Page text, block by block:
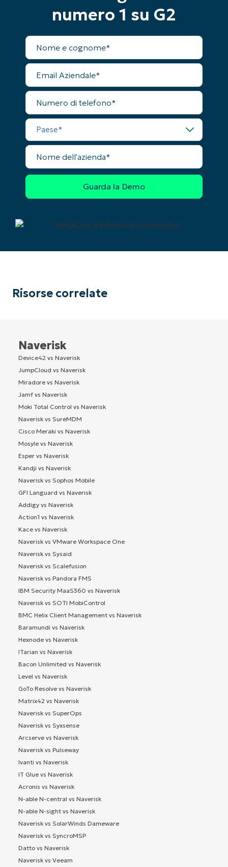
numero 1 su G2
Nome
completo
Email
Aziendale
Numero
telefono
Paese
Nome
dell'azienda
Risorse correlate
Naverisk
Device42 vs Naverisk
JumpCloud vs Naverisk
Miradore vs Naverisk
Jamf vs Naverisk
Moki Total Control vs Naverisk
Naverisk vs SureMDM
Cisco Meraki vs Naverisk
Mosyle vs Naverisk
Esper vs Naverisk
Kandji vs Naverisk
Naverisk vs Sophos Mobile
GFI Languard vs Naverisk
Addigy vs Naverisk
Action1 vs Naverisk
Kace vs Naverisk
Naverisk vs VMware Workspace One
Naverisk vs Sysaid
Naverisk vs Scalefusion
Naverisk vs Pandora FMS
IBM Security MaaS360 vs Naverisk
Naverisk vs SOTI MobiControl
BMC Helix Client Management vs Naverisk
Baramundi vs Naverisk
Hexnode vs Naverisk
ITarian vs Naverisk
Bacon Unlimited vs Naverisk
Level vs Naverisk
GoTo Resolve vs Naverisk
Matrix42 vs Naverisk
Naverisk vs SuperOps
Naverisk vs Syxsense
Arcserve vs Naverisk
Naverisk vs Pulseway
Ivanti vs Naverisk
IT Glue vs Naverisk
Acronis vs Naverisk
N-able N-central vs Naverisk
N-able N-sight vs Naverisk
Naverisk vs SolarWinds Dameware
Naverisk vs SyncroMSP
Datto vs Naverisk
Naverisk vs Veeam
Phone
number*
Company
name*